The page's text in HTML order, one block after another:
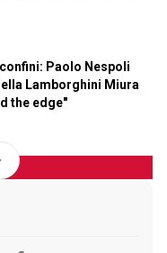
Paolo Nespoli
Lamborghini Miura
the edge"